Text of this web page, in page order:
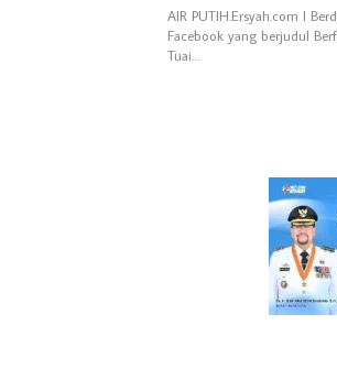
AIR PUTIH.Ersyah.com l
Facebook yang berjudul
Tuai…